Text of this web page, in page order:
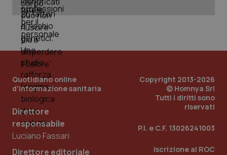
Quotidiano online
d'informazione sanitaria
Direttore
responsabile
Luciano Fassari
Direttore editoriale
Copyright 2013-2026
© Homnya Srl
Tutti i diritti sono
riservati
P.I. e C.F. 13026241003
Iscrizione al ROC